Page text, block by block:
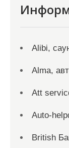
Alibi,
Alma,
Att
Auto-
British